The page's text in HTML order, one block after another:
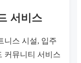
서비스
니스 시설, 입주
커뮤니티 서비스